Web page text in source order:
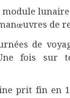
module
de
de
fois sur
prit fin en